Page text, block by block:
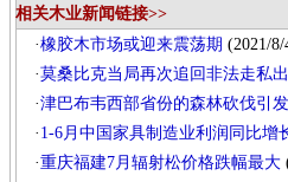
相关木业新闻链接>>
·橡胶木市场或迎来震荡期 (2021/8/
·莫桑比克当局再次追回非法走私
·津巴布韦西部省份的森林砍伐引
· 1-6月中国家具制造业利润同比增
·重庆福建7月辐射松价格跌幅最大